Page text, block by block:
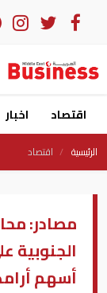
اقتصاد اخبار
الرئيسية اقتصاد
مصادر:
الجنوبية
أسهم